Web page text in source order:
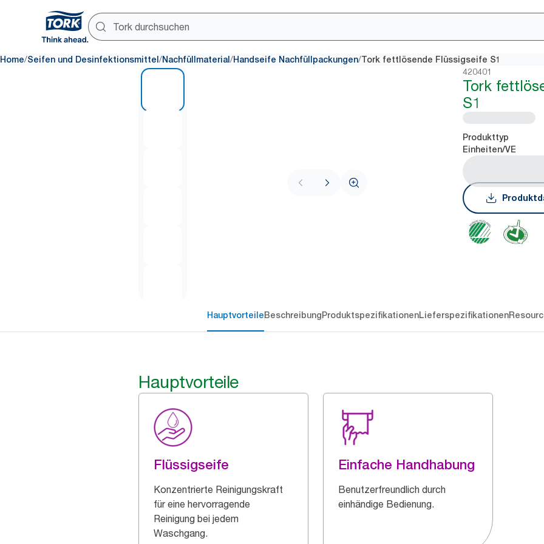
Home/Seifen und Desinfektionsmittel /Nachfüllmaterial/Handseife Nachfüllpackungen/Tork fettlösende Flüssigseife S1
420401
Tork
S1
Produkttyp
Einheiten/VE
HauptvorteileBeschreibungProduktspezifikationenLieferspezifikationen
Hauptvorteile
Flüssigseife
Konzentrierte Reinigungskraft
für eine hervorragende
Reinigung bei jedem
Waschgang.
Einfache Handhabung
Benutzerfreundlich durch
einhändige Bedienung.